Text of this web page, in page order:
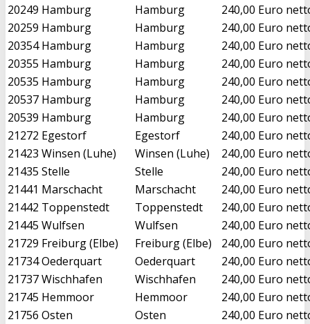
20249 Hamburg Hamburg
240,00 Euro
20259 Hamburg Hamburg
240,00 Euro
20354 Hamburg Hamburg
240,00 Euro
20355 Hamburg Hamburg
240,00 Euro
20535 Hamburg Hamburg
240,00 Euro
20537 Hamburg Hamburg
240,00 Euro
20539 Hamburg Hamburg
240,00 Euro
21272 Egestorf Egestorf
240,00 Euro
21423 Winsen (Luhe) Winsen (Luhe)
240,00 Euro
21435 Stelle Stelle
240,00 Euro
21441 Marschacht Marschacht
240,00 Euro
21442 Toppenstedt Toppenstedt
240,00 Euro
21445 Wulfsen Wulfsen
240,00 Euro
21729 Freiburg (Elbe) Freiburg (Elbe)
240,00 Euro
21734Oederquart Oederquart
240,00 Euro
21737Wischhafen Wischhafen
240,00 Euro
21745 Hemmoor Hemmoor
240,00 Euro
21756 Osten Osten
240,00 Euro